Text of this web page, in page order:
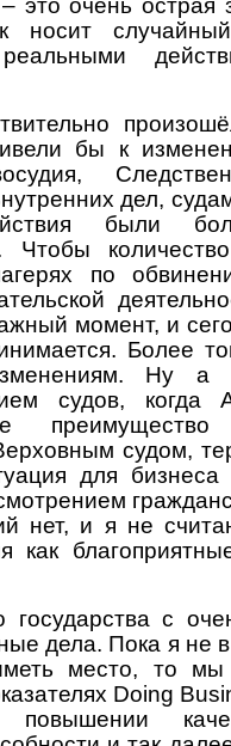
это очень острая
носит
бы к
дел,
были
Чтобы
по
момент, и
Более
Ну а
судов, когда
судом,
для бизнеса
нет, и я не
как
государства с
дела. Пока я не
место, то мы
Doing
повышении